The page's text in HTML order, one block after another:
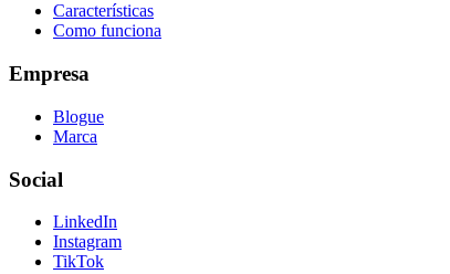
Características
Como funciona
Empresa
Blogue
Marca
Social
LinkedIn
Instagram
TikTok